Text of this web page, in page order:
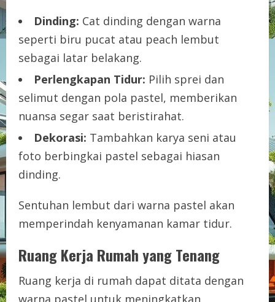
Dinding: Cat dinding dengan warna
seperti biru pucat atau peach lembut
sebagai latar belakang.
Perlengkapan Tidur: Pilih sprei dan
selimut dengan pola pastel, memberikan
nuansa segar saat beristirahat.
Dekorasi: Tambahkan karya seni atau
foto berbingkai pastel sebagai hiasan
dinding.
Sentuhan lembut dari warna pastel akan
memperindah kenyamanan kamar tidur.
Ruang Kerja Rumah yang Tenang
Ruang kerja di rumah dapat ditata dengan
warna pastel untuk meningkatkan